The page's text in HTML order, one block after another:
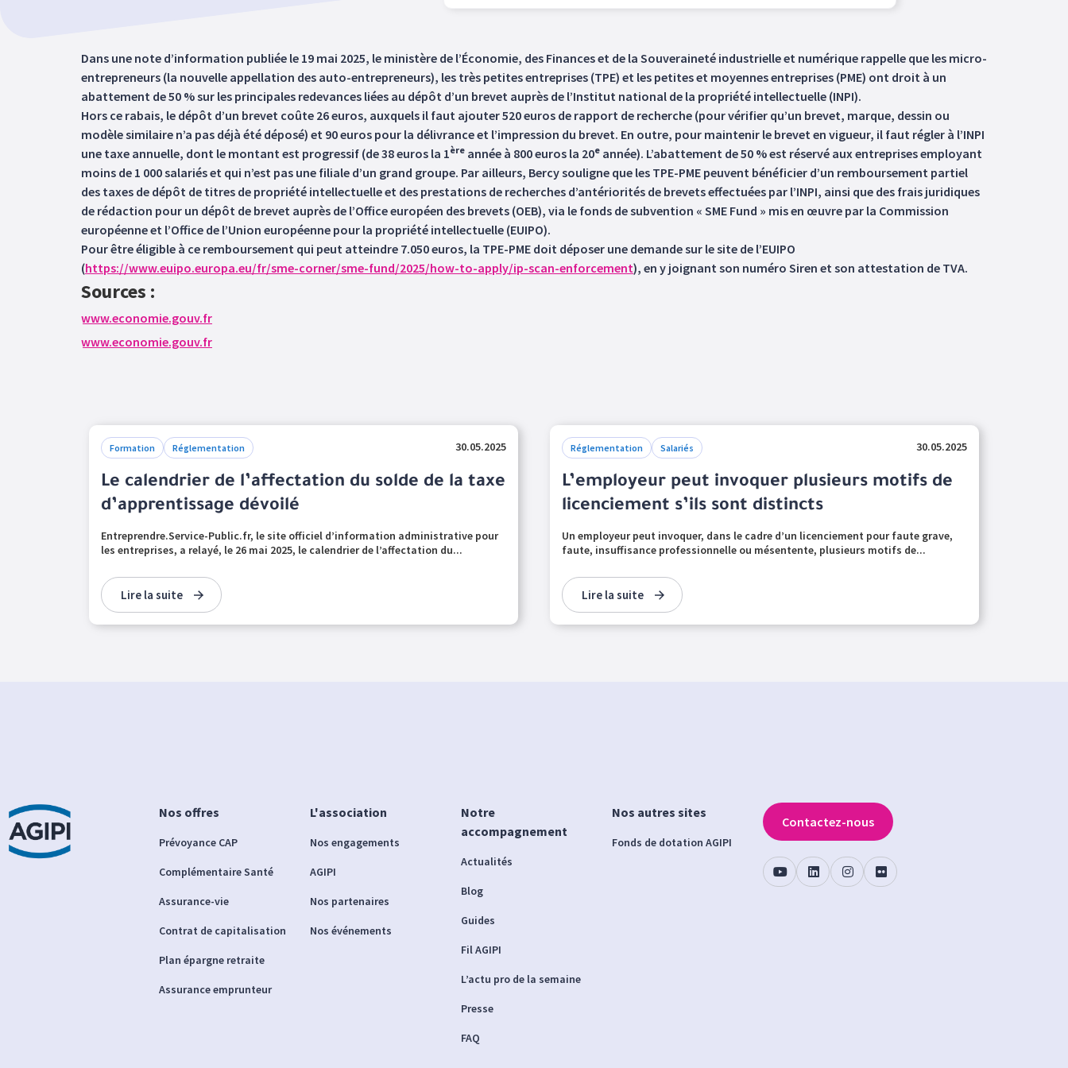
Dans une note d’information publiée le 19 mai 2025, le ministère de l’Économie, des Finances et de la Souveraineté industrielle et numérique rappelle que les micro-
entrepreneurs (la nouvelle appellation des auto-entrepreneurs), les très petites entreprises (TPE) et les petites et moyennes entreprises (PME) ont droit à un
abattement de 50 % sur les principales redevances liées au dépôt d’un brevet auprès de l’Institut national de la propriété intellectuelle (INPI).
Hors ce rabais, le dépôt d’un brevet coûte 26 euros, auxquels il faut ajouter 520 euros de rapport de recherche (pour vérifier qu’un brevet, marque, dessin ou
modèle similaire n’a pas déjà été déposé) et 90 euros pour la délivrance et l’impression du brevet. En outre, pour maintenir le brevet en vigueur, il faut régler à l’INPI
une taxe annuelle, dont le montant est progressif (de 38 euros la 1ère année à 800 euros la 20e année). L’abattement de 50 % est réservé aux entreprises employant
moins de 1 000 salariés et qui n’est pas une filiale d’un grand groupe. Par ailleurs, Bercy souligne que les TPE-PME peuvent bénéficier d’un remboursement partiel
des taxes de dépôt de titres de propriété intellectuelle et des prestations de recherches d’antériorités de brevets effectuées par l’INPI, ainsi que des frais juridiques
de rédaction pour un dépôt de brevet auprès de l’Office européen des brevets (OEB), via le fonds de subvention « SME Fund » mis en œuvre par la Commission
européenne et l’Office de l’Union européenne pour la propriété intellectuelle (EUIPO).
Pour être éligible à ce remboursement qui peut atteindre 7.050 euros, la TPE-PME doit déposer une demande sur le site de l’EUIPO
(https://www.euipo.europa.eu/fr/sme-corner/sme-fund/2025/how-to-apply/ip-scan-enforcement), en y joignant son numéro Siren et son attestation de TVA.
Sources :
www.economie.gouv.fr
www.economie.gouv.fr
Formation Réglementation 30.05.2025
Le calendrier de l’affectation du solde de la taxe
d’apprentissage dévoilé
Entreprendre.Service-Public.fr, le site officiel d’information administrative pour
les entreprises, a relayé, le 26 mai 2025, le calendrier de l’affectation du...
Lire la suite
Réglementation Salariés 30.05.2025
L’employeur peut invoquer plusieurs motifs de
licenciement s’ils sont distincts
Un employeur peut invoquer, dans le cadre d’un licenciement pour faute grave,
faute, insuffisance professionnelle ou mésentente, plusieurs motifs de...
Lire la suite
Nos offres
Prévoyance CAP
Complémentaire Santé
Assurance-vie
Contrat de capitalisation
Plan épargne retraite
Assurance emprunteur
L'association
Nos engagements
AGIPI
Nos partenaires
Nos événements
Notre
accompagnement
Actualités
Blog
Guides
Fil AGIPI
L’actu pro de la semaine
Presse
FAQ
Nos autres sites
Fonds de dotation AGIPI
Contactez-nous